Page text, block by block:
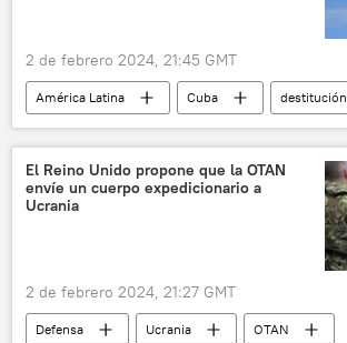
2 de febrero 2024, 21:45 GMT
América Latina Cuba
destitución
política
Miguel Díaz-Canel Bermúdez
El Reino Unido propone que la OTAN
envíe un cuerpo expedicionario a
Ucrania
2 de febrero 2024, 21:27 GMT
Defensa Ucrania
OTAN